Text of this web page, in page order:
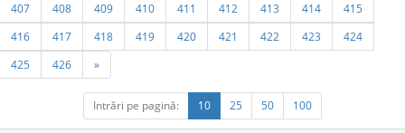
407
408 409 410 411 412 413 414
415
416
417 418 419 420 421 422 423
424
425
426 »
Intrări pe pagină: 10 25 50 100